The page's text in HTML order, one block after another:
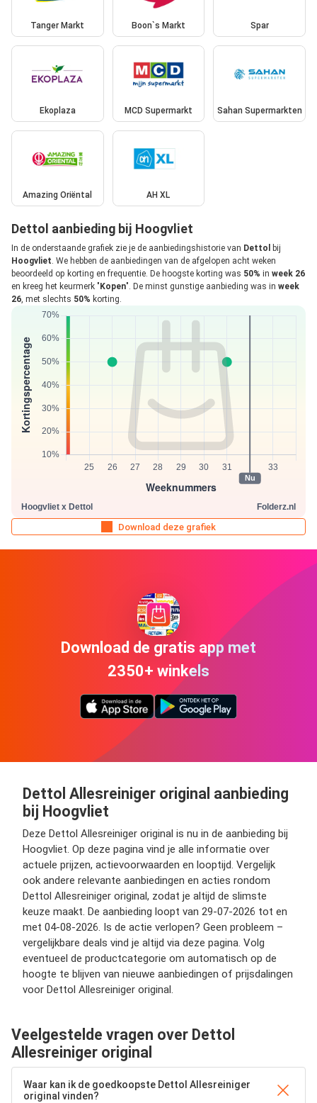
Tanger Markt Boon`s Markt Spar
Ekoplaza MCD Supermarkt Sahan Supermarkten
Amazing Oriëntal AH XL
Dettol aanbieding bij Hoogvliet
In de onderstaande grafiek zie je de aanbiedingshistorie van Dettol
bij
Hoogvliet. We hebben de aanbiedingen van de afgelopen acht weken
beoordeeld op korting en frequentie. De hoogste korting was 50% in week 26
en kreeg het keurmerk " Kopen". De minst gunstige aanbieding was in week
26, met slechts 50% korting.
Download deze grafiek
Download de gratis app met
2350+ winkels
Dettol Allesreiniger original aanbieding
bij Hoogvliet
Deze Dettol Allesreiniger original is nu in de aanbieding bij
Hoogvliet. Op deze pagina vind je alle informatie over
actuele prijzen, actievoorwaarden en looptijd. Vergelijk
ook andere relevante aanbiedingen en acties rondom
Dettol Allesreiniger original, zodat je altijd de slimste
keuze maakt. De aanbieding loopt van 29-07-2026 tot en
met 04-08-2026. Is de actie verlopen? Geen probleem –
vergelijkbare deals vind je altijd via deze pagina. Volg
eventueel de productcategorie om automatisch op de
hoogte te blijven van nieuwe aanbiedingen of prijsdalingen
voor Dettol Allesreiniger original.
Veelgestelde vragen over Dettol
Allesreiniger original
Waar kan ik de goedkoopste Dettol Allesreiniger
original vinden?